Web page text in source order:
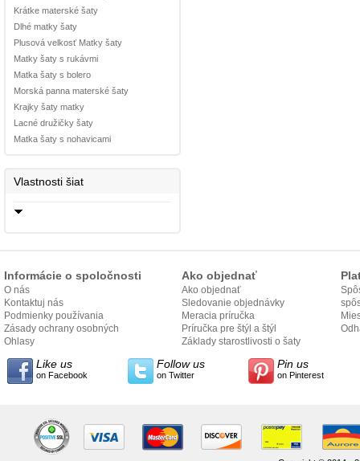
Krátke materské šaty
Dlhé matky šaty
Plusová velkosť Matky šaty
Matky šaty s rukávmi
Matka šaty s bolero
Morská panna materské šaty
Krajky šaty matky
Lacné družičky šaty
Matka šaty s nohavicami
Vlastnosti šiat
Informácie o spoločnosti
O nás
Kontaktuj nás
Podmienky používania
Zásady ochrany osobných
údajov
Ohlasy
Ako objednať
Ako objednať
Sledovanie objednávky
Meracia príručka
Príručka pre štýl a štýl
Základy starostlivosti o šaty
Like us
on Facebook
Follow us
on Twitter
Pin us
on Pinterest